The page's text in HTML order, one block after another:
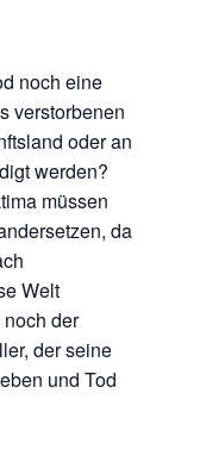
noch eine
verstorbenen
oder an
werden?
müssen
da
Welt
der
der seine
und Tod